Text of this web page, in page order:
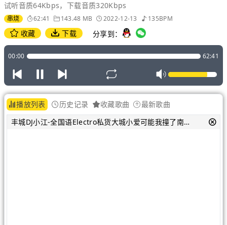
试听音质64Kbps，下载音质320Kbps
串烧 62:41 143.48 MB 2022-12-13 135BPM
收藏 下载 分享到：
00:00 62:41
播放列表 历史记录 收藏歌曲
最新歌曲
丰城DJ小江-全国语Electro私货大城小爱可能我撞了南墙才会回头吧串烧